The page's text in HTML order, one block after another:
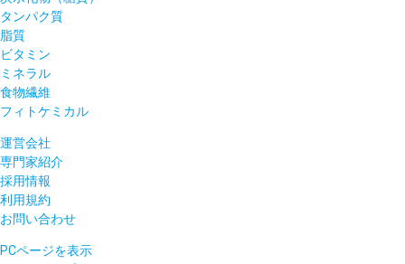
タンパク質
脂質
ビタミン
ミネラル
食物繊維
フィトケミカル
運営会社
専門家紹介
採用情報
利用規約
お問い合わせ
PCページを表示